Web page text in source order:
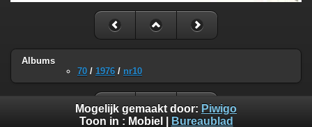
Albums
70 / 1976 / nr10
Mogelijk gemaakt door: Piwigo
Toon in : Mobiel Bureaublad